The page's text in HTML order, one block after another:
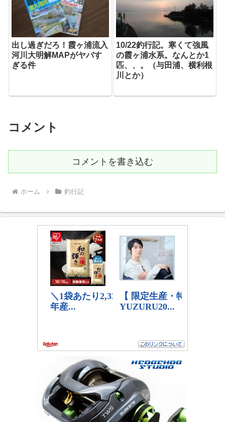
出し過ぎだろ！霞ヶ浦流入
河川大明解MAPがヤバす
ぎる件
10/22釣行記。寒くて強風
の霞ヶ浦水系。なんとか1
匹、、。（与田浦、横利根
川とか）
コメント
コメントを書き込む
ホーム 釣行記